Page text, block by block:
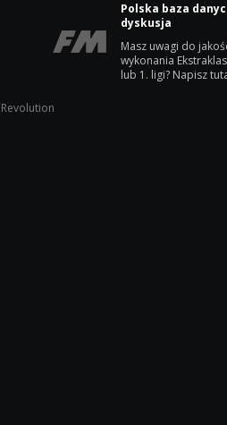
Polska baza
dyskusja
Masz uwagi do
wykonania
lub 1. ligi? Napisz